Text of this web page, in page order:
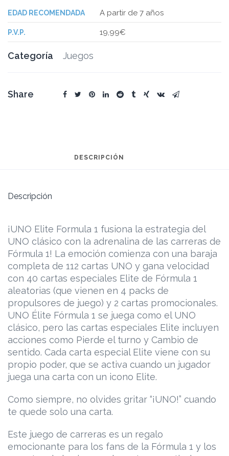
EDAD RECOMENDADA A partir de 7 años
P.V.P. 19,99€
Categoría Juegos
Share
DESCRIPCIÓN
Descripción
¡UNO Elite Formula 1 fusiona la estrategia del
UNO clásico con la adrenalina de las carreras de
Fórmula 1! La emoción comienza con una baraja
completa de 112 cartas UNO y gana velocidad
con 40 cartas especiales Elite de Fórmula 1
aleatorias (que vienen en 4 packs de
propulsores de juego) y 2 cartas promocionales.
UNO Élite Fórmula 1 se juega como el UNO
clásico, pero las cartas especiales Elite incluyen
acciones como Pierde el turno y Cambio de
sentido. Cada carta especial Elite viene con su
propio poder, que se activa cuando un jugador
juega una carta con un icono Elite.
Como siempre, no olvides gritar “¡UNO!” cuando
te quede solo una carta.
Este juego de carreras es un regalo
emocionante para los fans de la Fórmula 1 y los